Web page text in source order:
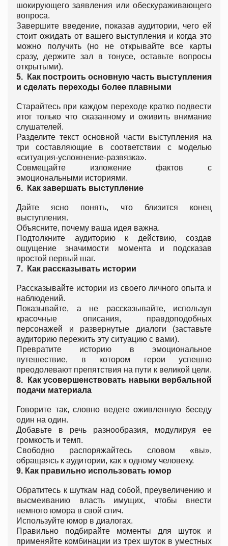
шокирующего заявления или обескураживающего
вопроса.
Завершите введение, показав аудитории, чего ей
стоит ожидать от вашего выступления и когда это
можно получить (но не открывайте все карты
сразу, держите зал в тонусе, оставьте вопросы
открытыми).
5.
Как построить основную часть выступления
и сделать переходы более плавными
Старайтесь при каждом переходе кратко подвести
итог только что сказанному и оживить внимание
слушателей.
Разделите текст основной части выступления на
три составляющие в соответствии с моделью
«ситуация-усложнение-развязка».
Совмещайте изложение фактов с
эмоциональными историями.
6.
Как завершать выступление
Дайте ясно понять, что близится конец
выступления.
Объясните, почему ваша идея важна.
Подтолкните аудиторию к действию, создав
ощущение значимости момента и подсказав
простой первый шаг.
7.
Как рассказывать истории
Рассказывайте истории из своего личного опыта и
наблюдений.
Показывайте, а не рассказывайте, используя
красочные описания, правдоподобных
персонажей и развернутые диалоги (заставьте
аудиторию пережить эту ситуацию с вами).
Превратите историю в эмоциональное
путешествие, в котором герои успешно
преодолевают препятствия на пути к великой цели.
8.
Как усовершенствовать навыки вербальной
подачи материала
Говорите так, словно ведете оживленную беседу
один на один.
Добавьте в речь разнообразия, модулируя ее
громкость и темп.
Свободно распоряжайтесь словом «вы»,
обращаясь к аудитории, как к одному человеку.
9. Как правильно использовать юмор
Обратитесь к шуткам над собой, преувеличению и
высмеиванию власть имущих, чтобы внести
немного юмора в свой спич.
Используйте юмор в диалогах.
Правильно подбирайте моменты для шуток и
применяйте комбинации из трех шуток в уместных